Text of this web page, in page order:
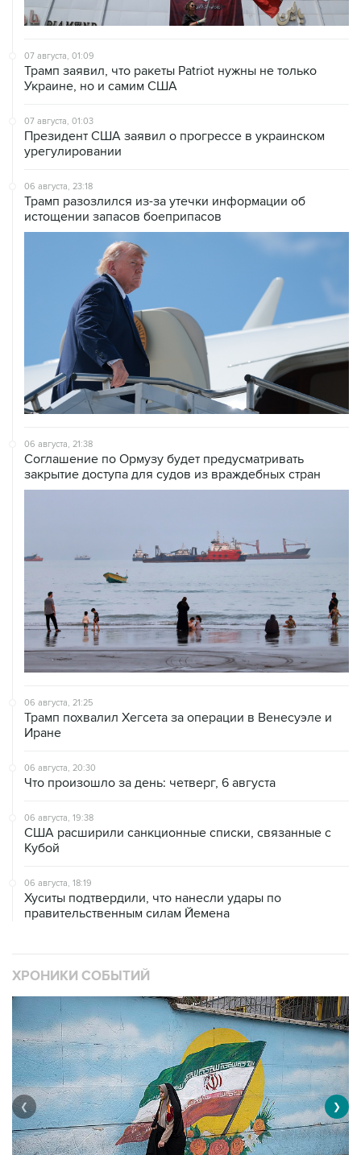
07 августа, 01:09
Трамп заявил, что ракеты Patriot нужны не только
Украине, но и самим США
07 августа, 01:03
Президент США заявил о прогрессе в украинском
урегулировании
06 августа, 23:18
Трамп разозлился из-за утечки информации об
истощении запасов боеприпасов
06 августа, 21:38
Соглашение по Ормузу будет предусматривать
закрытие доступа для судов из враждебных стран
06 августа, 21:25
Трамп похвалил Хегсета за операции в Венесуэле и
Иране
06 августа, 20:30
Что произошло за день: четверг, 6 августа
06 августа, 19:38
США расширили санкционные списки, связанные с
Кубой
06 августа, 18:19
Хуситы подтвердили, что нанесли удары по
правительственным силам Йемена
ХРОНИКИ СОБЫТИЙ
❮ ❯